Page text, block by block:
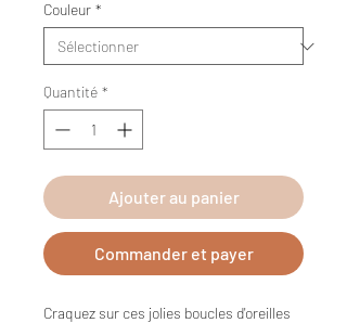
Couleur *
Quantité *
Ajouter au panier
Commander et payer
Craquez sur ces jolies boucles d'oreilles